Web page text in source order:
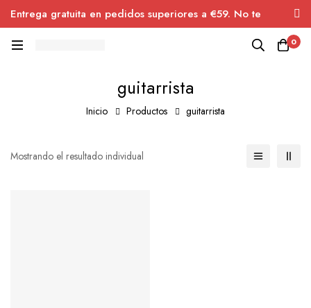
Entrega gratuita en pedidos superiores a €59. No te
pierdas el descuento.
0
guitarrista
Inicio Productos guitarrista
Mostrando el resultado individual